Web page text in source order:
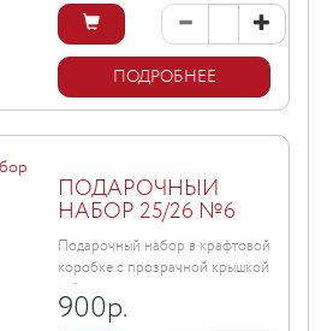
ПОДРОБНЕЕ
ПОДАРОЧНЫЙ
НАБОР 25/26 №6
Подарочный набор в крафтовой
коробке с прозрачной крышкой
и бантом, размер ...
900р.